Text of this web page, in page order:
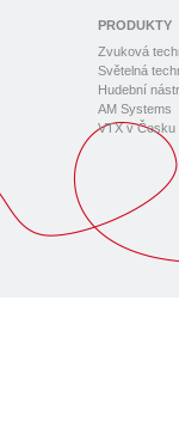
PRODUKTY
Zvuková
Světelná
Hudební
AM Systems
VTX v Česku